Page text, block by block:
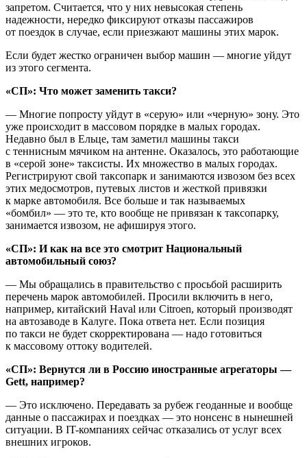
запретом. Считается, что у них невысокая степень
надежности, нередко фиксируют отказы пассажиров
от поездок в случае, если приезжают машины этих марок.
Если будет жестко ограничен выбор машин — многие уйдут
из этого сегмента.
«СП»: Что может заменить такси?
— Многие попросту уйдут в «серую» или «черную» зону. Это
уже происходит в массовом порядке в малых городах.
Недавно был в Ельце, там заметил машины такси
с теннисным мячиком на антенне. Оказалось, это работающие
в «серой зоне» таксисты. Их множество в малых городах.
Регистрируют свой таксопарк и занимаются извозом без всех
этих медосмотров, путевых листов и жесткой привязки
к марке автомобиля. Все больше и так называемых
«бомбил» — это те, кто вообще не привязан к таксопарку,
занимается извозом, не афишируя этого.
«СП»: И как на все это смотрит Национальный
автомобильный союз?
— Мы обращались в правительство с просьбой расширить
перечень марок автомобилей. Просили включить в него,
например, китайский Haval или Citroen, который производят
на автозаводе в Калуге. Пока ответа нет. Если позиция
по такси не будет скорректирована — надо готовиться
к массовому оттоку водителей.
«СП»: Вернутся ли в Россию иностранные агрегаторы —
Gett, например?
— Это исключено. Передавать за рубеж геоданные и вообще
данные о пассажирах и поездках — это нонсенс в нынешней
ситуации. В IT-компаниях сейчас отказались от услуг всех
внешних игроков.